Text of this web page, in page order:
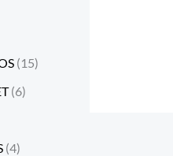
(15)
(6)
(4)